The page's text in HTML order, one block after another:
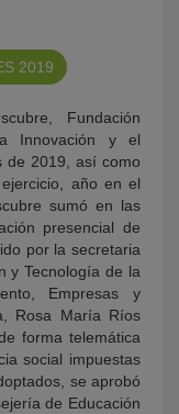
2019
Fundación
Innovación y el
de 2019, así como
año en el
sumó en las
presencial de
por la secretaria
y Tecnología de la
Empresas y
Rosa María Ríos
forma telemática
social impuestas
se aprobó
de Educación